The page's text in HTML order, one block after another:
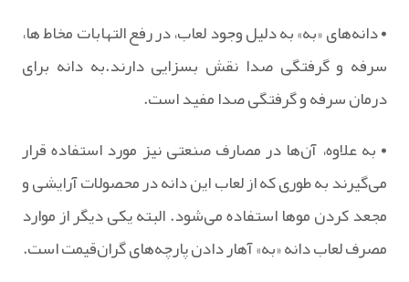
• دانه‌های «به» به دلیل وجود لعاب، در رفع التهابات مخاط‌ ها،
سرفه و گرفتگی صدا نقش بسزایی دارند.به دانه برای
درمان سرفه و گرفتگی صدا مفید است.
• به علاوه، آن‌ها در مصارف صنعتی نیز مورد استفاده قرار
می‌گیرند به طوری که از لعاب این دانه در محصولات آرایشی و
مجعد کردن موها استفاده می‌شود. البته یکی دیگر از موارد
مصرف لعاب دانه «به» آهار دادن پارچه‌های گران‌قیمت است.